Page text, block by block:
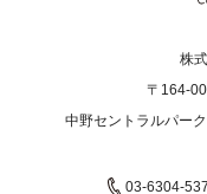
株
〒164-
中野セントラルパー
03-6304-